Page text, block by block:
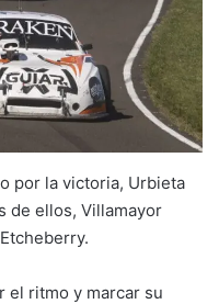
por la victoria, Urbieta
de ellos, Villamayor
el ritmo y marcar su